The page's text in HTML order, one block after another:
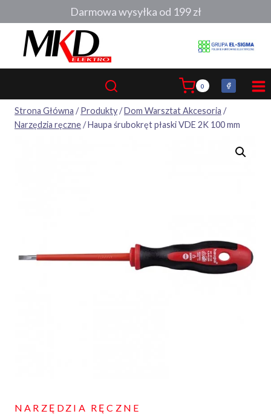
do
0
Strona Główna / Produkty/Dom Warsztat Akcesoria /
Narzędzia ręczne/Haupa śrubokręt płaski VDE 2K 100 mm
NARZĘDZIA RĘCZNE
Darmowa wysyłka od 199 zł